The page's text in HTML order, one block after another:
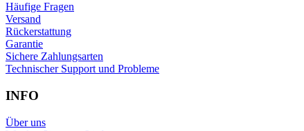
Häufige Fragen
Versand
Rückerstattung
Garantie
Sichere Zahlungsarten
Technischer Support und Probleme
INFO
Über uns